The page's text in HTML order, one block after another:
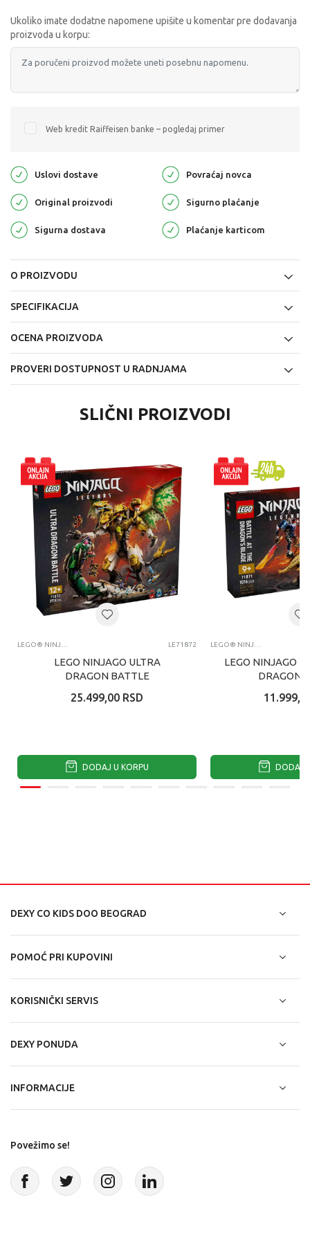
Ukoliko imate dodatne napomene upišite u komentar pre dodavanja
proizvoda u korpu:
Web kredit Raiffeisen banke – pogledaj primer
Uslovi dostave Povraćaj novca
Original proizvodi Sigurno plaćanje
Sigurna dostava Plaćanje karticom
O PROIZVODU
SPECIFIKACIJA
OCENA PROIZVODA
PROVERI DOSTUPNOST U RADNJAMA
SLIČNI PROIZVODI
LE71872
LEGO NINJAGO ULTRA
DRAGON BATTLE
25.499,00 RSD
DODAJ U KORPU
LEGO NINJAGO
DODAJ
DEXY CO KIDS DOO BEOGRAD
POMOĆ PRI KUPOVINI
KORISNIČKI SERVIS
DEXY PONUDA
INFORMACIJE
Povežimo se!